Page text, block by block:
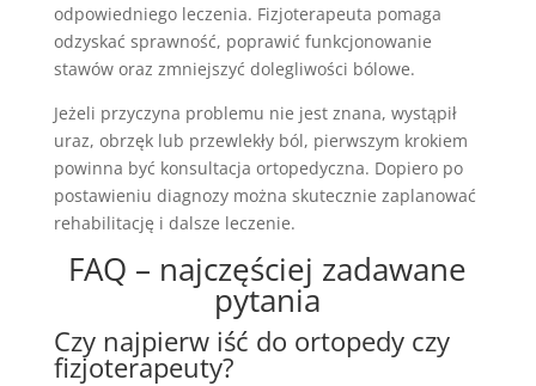
odpowiedniego leczenia. Fizjoterapeuta pomaga
odzyskać sprawność, poprawić funkcjonowanie
stawów oraz zmniejszyć dolegliwości bólowe.
Jeżeli przyczyna problemu nie jest znana, wystąpił
uraz, obrzęk lub przewlekły ból, pierwszym krokiem
powinna być konsultacja ortopedyczna. Dopiero po
postawieniu diagnozy można skutecznie zaplanować
rehabilitację i dalsze leczenie.
FAQ – najczęściej zadawane
pytania
Czy najpierw iść do ortopedy czy
fizjoterapeuty?